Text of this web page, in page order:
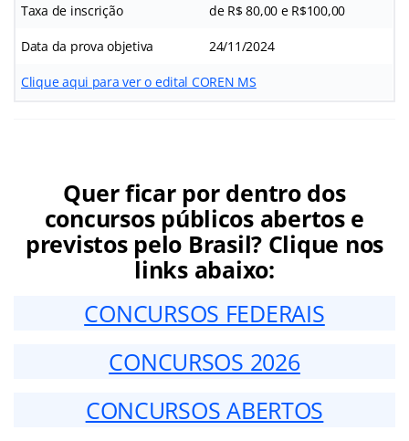
Taxa de inscrição de R$ 80,00 e R$100,00
Data da prova objetiva 24/11/2024
Clique aqui para ver o edital COREN MS
Quer ficar por dentro dos
concursos públicos abertos e
previstos pelo Brasil? Clique nos
links abaixo:
CONCURSOS FEDERAIS
CONCURSOS 2026
CONCURSOS ABERTOS